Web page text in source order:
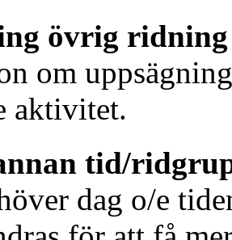
övrig
om
aktivitet.
tid/
dag o/e